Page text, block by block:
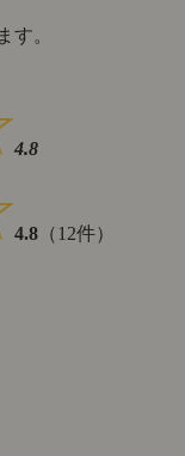
す。
4.8
4.8 （12件）